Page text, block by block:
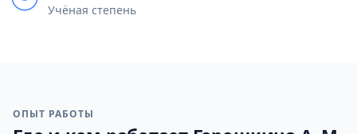
Учёная степень
ОПЫТ РАБОТЫ